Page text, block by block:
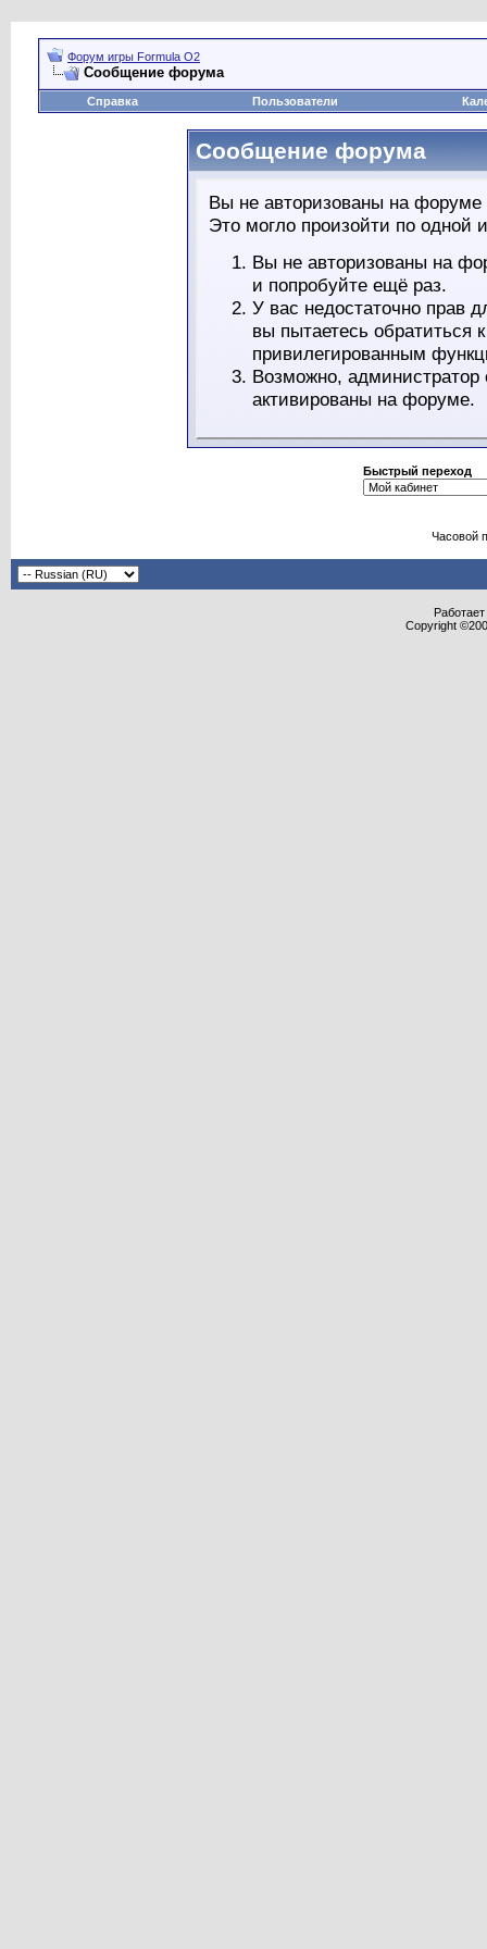
Форум игры Formula O2
Сообщение форума
Справка Пользователи
Сообщение форума
Вы не авторизованы на форуме
Это могло произойти по одной
Вы не авторизованы на
и попробуйте ещё раз.
У вас недостаточно прав
вы пытаетесь обратиться
привилегированным
Возможно,
активированы на форуме.
Быстрый переход
Часовой
Copyright